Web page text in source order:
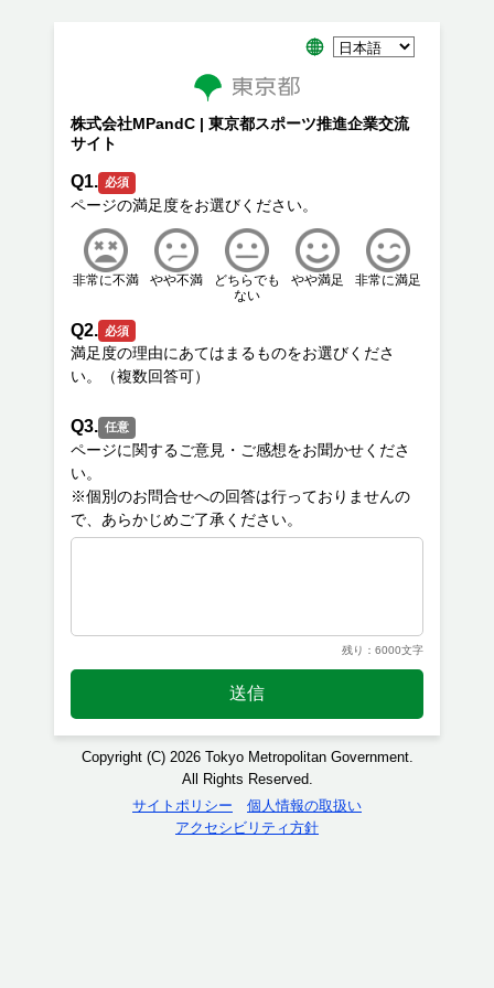
株式会社MPandC | 東京都スポーツ推進企業交流
サイト
Q1. 必須
非常に不満 やや不満
どちらでも
ない
やや満足 非常に満足
Q2. 必須
満足度の理由にあてはまるものをお選びくださ
Q3. 任意
ページに関するご意見・ご感想をお聞かせくださ
い。
※個別のお問合せへの回答は行っておりませんの
残り：6000文字
送信
Copyright (C) 2026 Tokyo Metropolitan Government.
All Rights Reserved.
サイトポリシー
個人情報の取扱い
アクセシビリティ方針